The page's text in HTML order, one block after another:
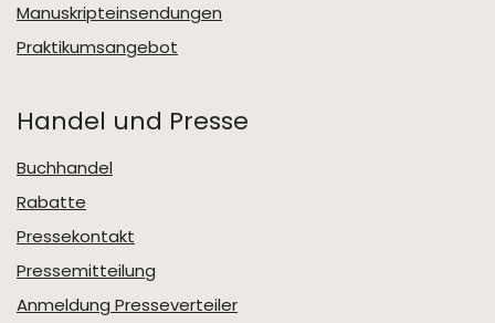
Manuskripteinsendungen
Praktikumsangebot
Handel und Presse
Buchhandel
Rabatte
Pressekontakt
Pressemitteilung
Anmeldung Presseverteiler